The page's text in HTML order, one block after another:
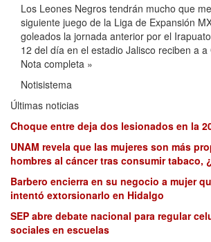
Los Leones Negros tendrán mucho que
siguiente juego de la Liga de Expansión
goleados la jornada anterior por el
12 del día en el estadio Jalisco reciben a a
Nota completa »
Notisistema
Últimas noticias
Choque entre deja dos lesionados en la
UNAM revela que las mujeres son más
hombres al cáncer tras consumir tabaco,
Barbero encierra en su negocio a mujer
intentó extorsionarlo en Hidalgo
SEP abre debate nacional para regular
sociales en escuelas